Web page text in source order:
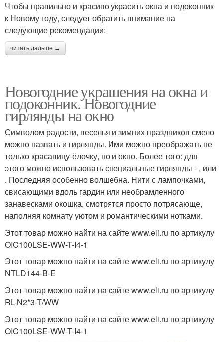
Чтобы правильно и красиво украсить окна и подоконник
к Новому году, следует обратить внимание на
следующие рекомендации:
читать дальше →
Новогодние украшения на окна и
подоконник. Новогодние
гирлянды на окно
Символом радости, веселья и зимних праздников смело
можно назвать и гирлянды. Ими можно преображать не
только красавицу-ёлочку, но и окно. Более того: для
этого можно использовать специальные гирлянды - , или
. Последняя особенно волшебна. Нити с лампочками,
свисающими вдоль гардин или необрамленного
занавесками окошка, смотрятся просто потрясающе,
наполняя комнату уютом и романтическими нотками.
Этот товар можно найти на сайте www.eli.ru по артикулу
OIC100LSE-WW-T-I4-1
Этот товар можно найти на сайте www.eli.ru по артикулу
NTLD144-B-E
Этот товар можно найти на сайте www.eli.ru по артикулу
RL-N2*3-T/WW
Этот товар можно найти на сайте www.eli.ru по артикулу
OIC100LSE-WW-T-I4-1